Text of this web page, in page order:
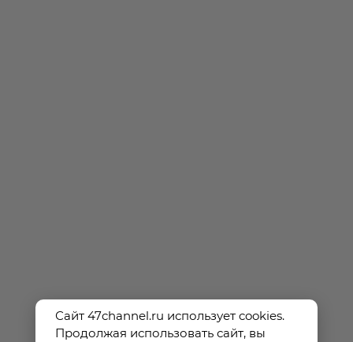
Сайт 47channel.ru использует cookies.
Продолжая использовать сайт, вы